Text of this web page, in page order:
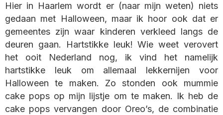
Hier in Haarlem wordt er (naar mijn weten) niets
gedaan met Halloween, maar ik hoor ook dat er
gemeentes zijn waar kinderen verkleed langs de
deuren gaan. Hartstikke leuk! Wie weet verovert
het ooit Nederland nog, ik vind het namelijk
hartstikke leuk om allemaal lekkernijen voor
Halloween te maken. Zo stonden ook mummie
cake pops op mijn lijstje om te maken. Ik heb de
cake pops vervangen door Oreo’s, de combinatie